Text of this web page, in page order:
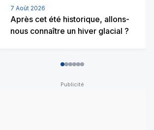
7 Août 2026
Après cet été historique, allons-
nous connaître un hiver glacial ?
012345